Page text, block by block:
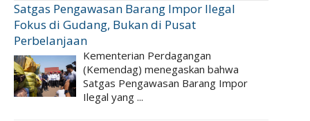
Satgas Pengawasan Barang Impor Ilegal
Fokus di Gudang, Bukan di Pusat
Perbelanjaan
Kementerian Perdagangan
(Kemendag) menegaskan bahwa
Satgas Pengawasan Barang Impor
Ilegal yang ...